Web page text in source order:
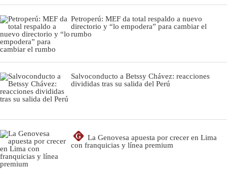
Petroperú: MEF da total respaldo a nuevo
directorio y “lo empodera” para cambiar el
rumbo
Salvoconducto a Betssy Chávez: reacciones
divididas tras su salida del Perú
G
La Genovesa apuesta por crecer en Lima
con franquicias y línea premium